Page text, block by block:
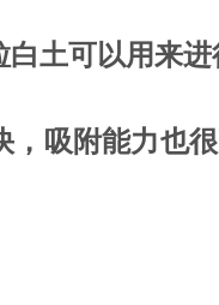
土可以用来进
吸附能力也